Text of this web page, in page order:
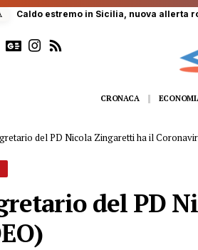
Caldo estremo in Sicilia, nuova allerta
CRONACA
del PD Nicola Zingaretti ha il
del PD